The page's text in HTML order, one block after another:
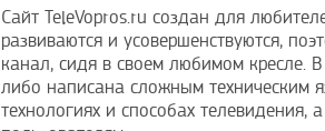
Сайт TeleVopros.ru создан для
развиваются и усовершенствуются,
канал, сидя в своем любимом кресле.
либо написана сложным техническим
технологиях и способах